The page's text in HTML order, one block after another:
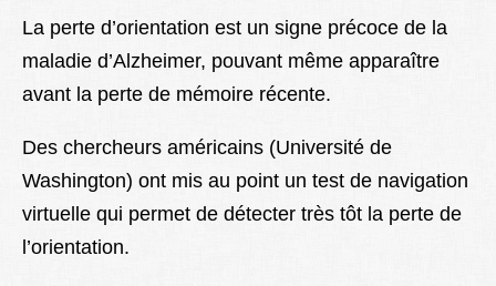
La perte d’orientation est un signe précoce de la
maladie d’Alzheimer, pouvant même apparaître
avant la perte de mémoire récente.
Des chercheurs américains (Université de
Washington) ont mis au point un test de navigation
virtuelle qui permet de détecter très tôt la perte de
l’orientation.